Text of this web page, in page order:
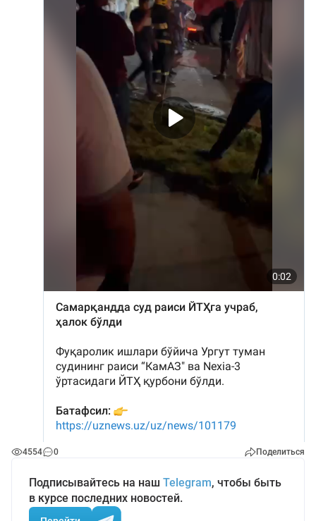
4554 0 Поделиться
Подписывайтесь на наш Telegram, чтобы быть
в курсе последних новостей.